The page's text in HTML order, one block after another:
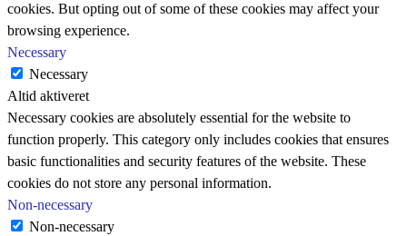
cookies. But opting out of some of these cookies may affect your
browsing experience.
Necessary
Necessary
Altid aktiveret
Necessary cookies are absolutely essential for the website to
function properly. This category only includes cookies that ensures
basic functionalities and security features of the website. These
cookies do not store any personal information.
Non-necessary
Non-necessary